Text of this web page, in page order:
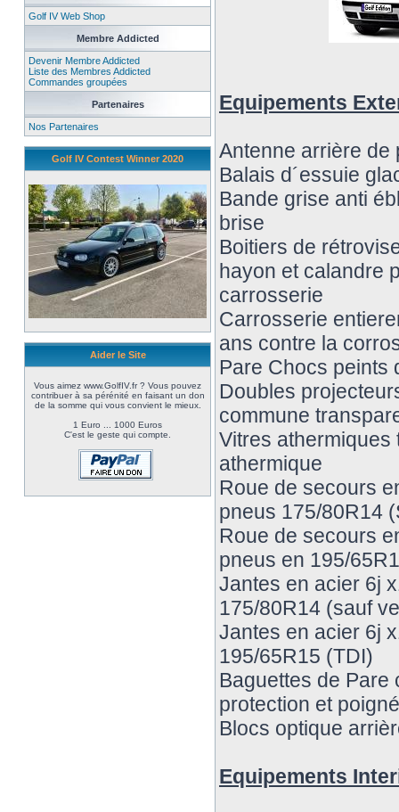
Golf IV Web Shop
Membre Addicted
Devenir Membre Addicted
Liste des Membres Addicted
Commandes groupées
Partenaires
Nos Partenaires
Golf IV Contest Winner 2020
Aider le Site
Vous aimez www.GolfIV.fr ? Vous pouvez
contribuer à sa pérénité en faisant un don
de la somme qui vous convient le mieux.
1 Euro ... 1000 Euros
C'est le geste qui compte.
Equipements
Antenne arrière de
Balais d´essuie
Bande grise anti
brise
Boitiers de
hayon et calandre
carrosserie
Carrosserie
ans contre la
Pare Chocs peints
Doubles
commune
Vitres athermiques
athermique
Roue de secours
pneus 175/80R14
Roue de secours
pneus en 195/
Jantes en acier 6j
175/80R14 (sauf
Jantes en acier 6j
195/65R15 (TDI)
Baguettes de Pare
protection et
Blocs optique
Equipements